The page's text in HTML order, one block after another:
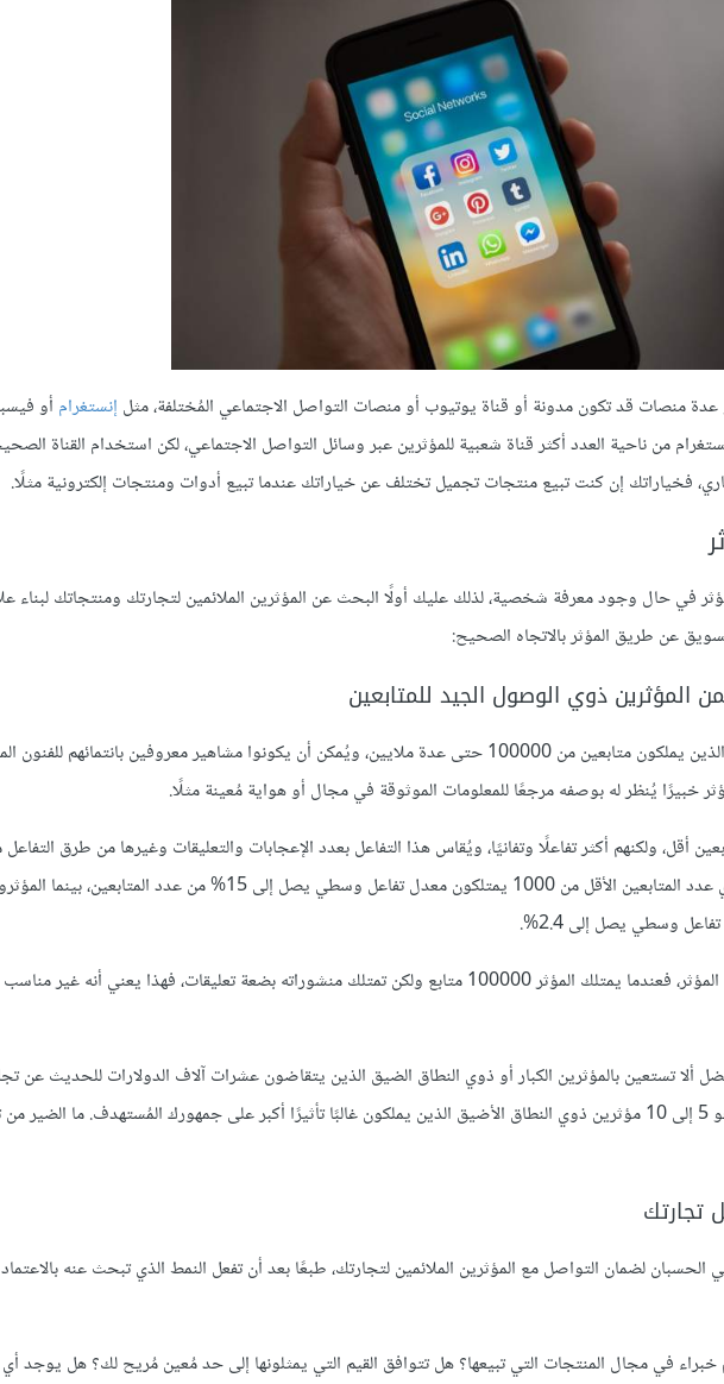
منصات قد تكون مدونة أو قناة يوتيوب أو منصات التواصل الاجتماعي المُختلفة، مثل إنستغرام أو
من ناحية العدد أكثر قناة شعبية للمؤثرين عبر وسائل التواصل الاجتماعي، لكن استخدام القناة
فخياراتك إن كنت تبيع منتجات تجميل تختلف عن خياراتك عندما تبيع أدوات ومنتجات إلكترونية مثلًا.
في حال وجود معرفة شخصية، لذلك عليك أولًا البحث عن المؤثرين الملائمين لتجارتك ومنتجاتك لبناء
عن طريق المؤثر بالاتجاه الصحيح:
ابدأ بالبحث عن المؤثرين ذوي النطاق الضيق الذين يملكون متابعين من 100000 حتى عدة ملايين، ويُمكن أن يكونوا مشاهير معروفين بانتمائهم
خبيرًا يُنظر له بوصفه مرجعًا للمعلومات الموثوقة في مجال أو هواية مُعينة مثلًا.
أقل، ولكنهم أكثر تفاعلًا وتفانيًا، ويُقاس هذا التفاعل بعدد الإعجابات والتعليقات وغيرها من طرق
أن المؤثرين ذوي عدد المتابعين الأقل من 1000 يمتلكون معدل تفاعل وسطي يصل إلى 15% من عدد
من المهم أن تتحقق دائمًا من نسبة التفاعل مع المؤثر، فعندما يمتلك المؤثر 100000 متابع ولكن تمتلك منشوراته بضعة تعليقات، فهذا يعني
ألا تستعين بالمؤثرين الكبار أو ذوي النطاق الضيق الذين يتقاضون عشرات آلاف الدولارات للحديث عن
قنواتهم، وبدلًا من ذلك تستطيع الاستعانة بنحو 5 إلى 10 مؤثرين ذوي النطاق الأضيق الذين يملكون غالبًا تأثيرًا أكبر على جمهورك المُستهدف. ما
لضمان التواصل مع المؤثرين الملائمين لتجارتك، طبعًا بعد أن تفعل النمط الذي تبحث عنه
في مجال المنتجات التي تبيعها؟ هل تتوافق القيم التي يمثلونها إلى حد مُعين مُريح لك؟ هل يوجد